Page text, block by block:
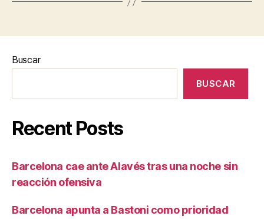
Buscar
BUSCAR
Recent Posts
Barcelona cae ante Alavés tras una noche sin
reacción ofensiva
Barcelona apunta a Bastoni como prioridad